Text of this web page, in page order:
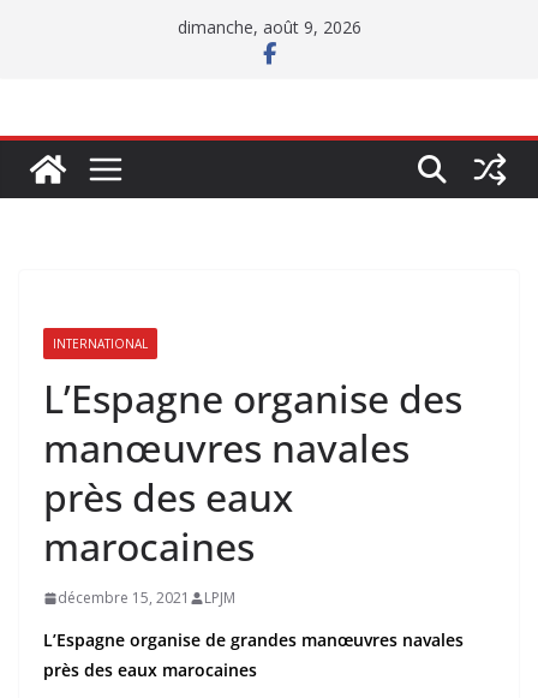
dimanche, août 9, 2026
INTERNATIONAL
L’Espagne organise des
manœuvres navales
près des eaux
marocaines
décembre 15, 2021 LPJM
L’Espagne organise de grandes manœuvres navales
près des eaux marocaines